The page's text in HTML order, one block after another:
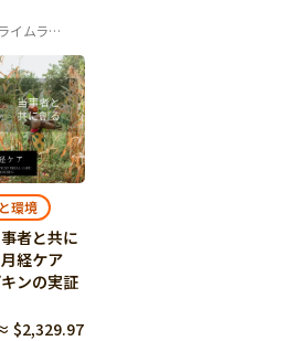
limerime (ライムライム) 須藤 紫音
環境
者と共に
経ケア
ンの実証
$2,329.97